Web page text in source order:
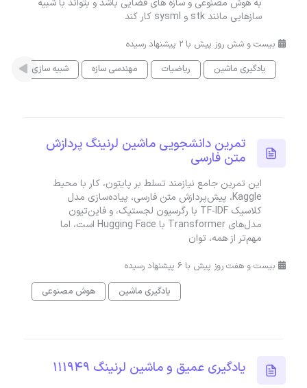
سازهایی مانند stk و sysml کار کند
بیست و شش روز پیش با 2 پیشنهاد رسیده
یادگیری ماشین
ریاضیات مهندسی سازه شبیه سازی
تمرین دانشجویی ماشین لرنینگ پردازش
متن فارسی
این تمرین جامع نیازمند تسلط بر پایتون، کار با محیط
Kaggle، پیش‌پردازش متن فارسی، پیاده‌سازی مدل
کلاسیک TF‑IDF با رگرسیون لجستیک، و فاین‌تیون
مدل‌های Transformer با Hugging Face است، اما
مهم‌تر از همه، توان
بیست و هفت روز پیش با 6 پیشنهاد رسیده
یادگیری ماشین
هوش مصنوعی
یادگیری عمیق و ماشین لرنینگ 111949